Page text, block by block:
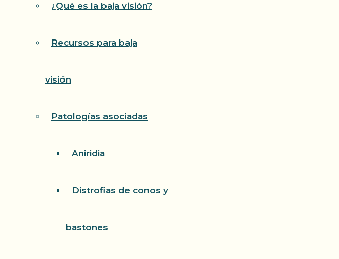
¿Qué es la baja visión?
Recursos para baja
visión
Patologías asociadas
Aniridia
Distrofias de conos y
bastones